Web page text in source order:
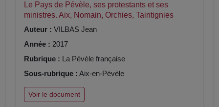
Le Pays de Pévèle, ses protestants et ses
ministres. Aix, Nomain, Orchies, Taintignies
Auteur : VILBAS Jean
Année : 2017
Rubrique : La Pévèle française
Sous-rubrique : Aix-en-Pévèle
Voir le document